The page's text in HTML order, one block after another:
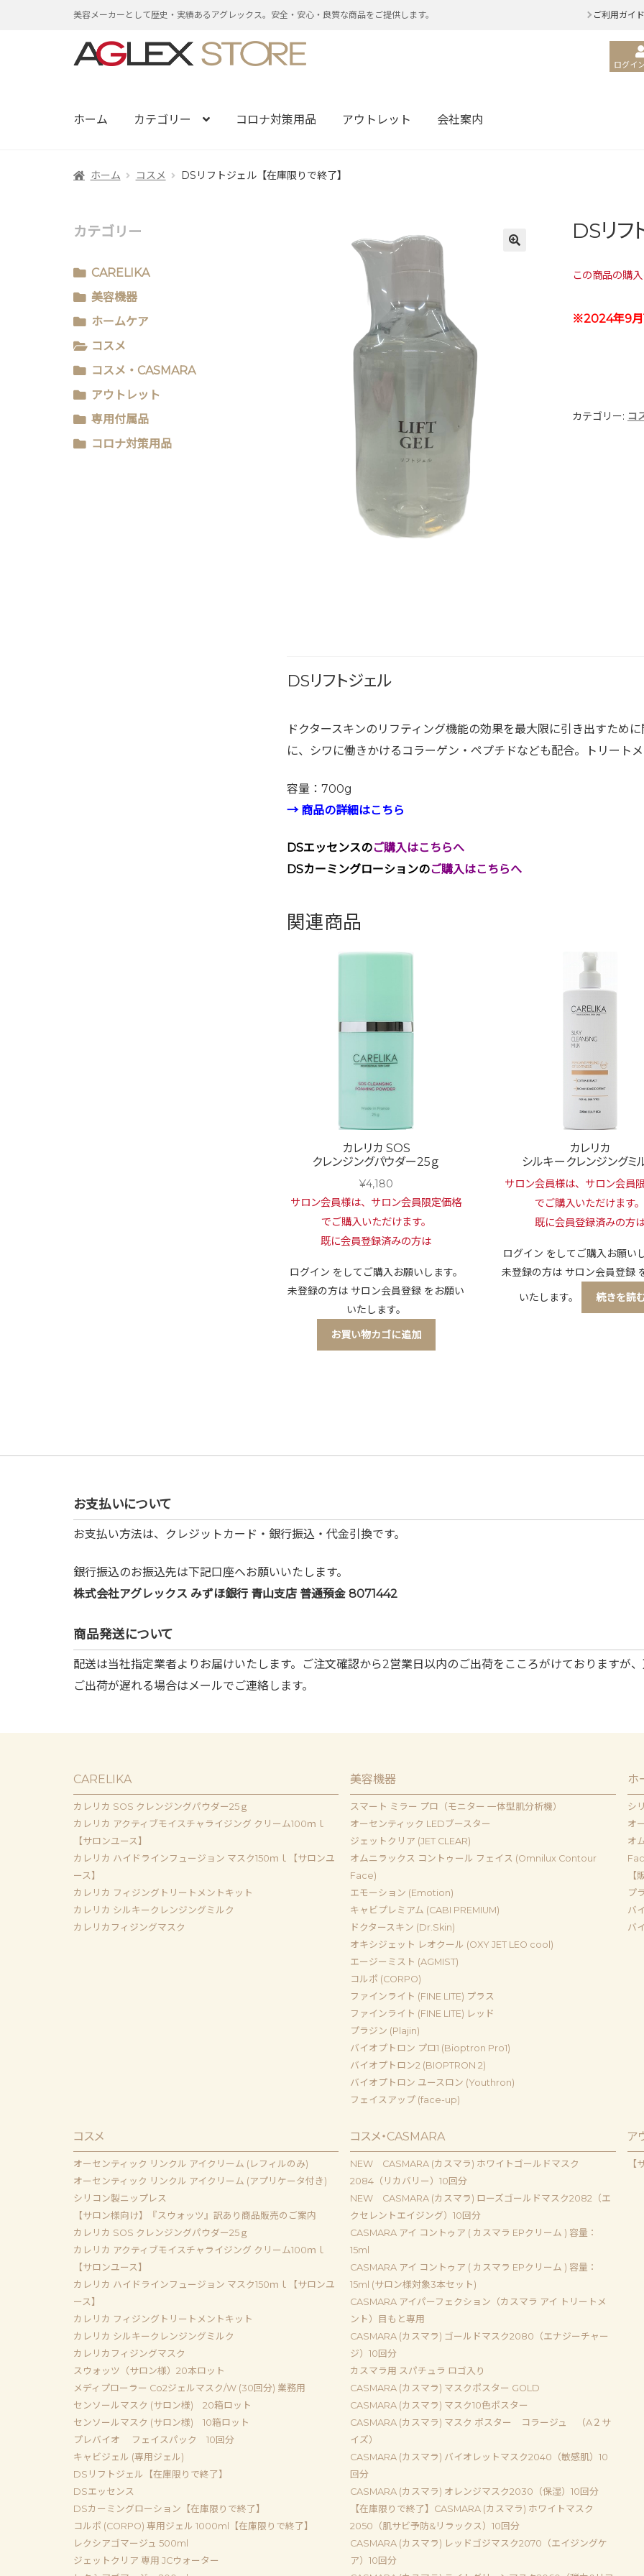
美容メーカーとして歴史・実績あるアグレックス。安全・安心・良質な商品をご提供します。 ご利用ガイド
ナ
ー
ン
ス
ッ
コ
ン
ス
ッ
ログイ
ホーム カテゴリー コロナ対策用品 アウトレット 会社案内
ホーム コスメ DSリフトジェル【在庫限りで終了】
DSリフ
この商品の購
※2024年9月
カテゴリー: コ
DSリフトジェル
ドクタースキンのリフティング機能の効果を最大限に引き出すため
に、シワに働きかけるコラーゲン・ペプチドなども配合。トリート
容量：700g
→ 商品の詳細はこちら
DSエッセンスのご購入はこちらへ
DSカーミングローションのご購入はこちらへ
関連商品
カレリカ SOS
クレンジングパウダー25ｇ
¥4,180
サロン会員様は、サロン会員限定価格
でご購入いただけます。
既に会員登録済みの方は
ログイン をしてご購入お願いします。
未登録の方は サロン会員登録 をお願い
いたします。
お買い物カゴに追加
カレリカ
シルキークレンジングミ
サロン会員様は、サロン会員
でご購入いただけます
既に会員登録済みの方
ログイン をしてご購入お願い
未登録の方は サロン会員登録
いたします。
続きを読
カテゴリー
CARELIKA
美容機器
ホームケア
コスメ
コスメ・CASMARA
アウトレット
専用付属品
コロナ対策用品
お支払いについて
お支払い方法は、クレジットカード・銀行振込・代金引換です。
銀行振込のお振込先は下記口座へお願いいたします。
株式会社アグレックス みずほ銀行 青山支店 普通預金 8071442
商品発送について
配送は当社指定業者よりお届けいたします。ご注文確認から2営業日以内のご出荷をこころがけておりますが
ご出荷が遅れる場合はメールでご連絡します。
CARELIKA
カレリカ SOS クレンジングパウダー25ｇ
カレリカ アクティブモイスチャライジング クリーム100ｍｌ
【サロンユース】
カレリカ ハイドラインフュージョン マスク150ｍｌ【サロンユ
ース】
カレリカ フィジングトリートメントキット
カレリカ シルキークレンジングミルク
カレリカフィジングマスク
美容機器
スマート ミラー プロ（モニター 一体型肌分析機）
オーセンティック LEDブースター
ジェットクリア (JET CLEAR)
オムニラックス コントゥール フェイス (Omnilux Contour
Face)
エモーション (Emotion)
キャビプレミアム (CABI PREMIUM)
ドクタースキン (Dr.Skin)
オキシジェット レオクール (OXY JET LEO cool)
エージーミスト (AGMIST)
コルポ (CORPO)
ファインライト (FINE LITE) プラス
ファインライト (FINE LITE) レッド
プラジン (Plajin)
バイオプトロン プロ1 (Bioptron Pro1)
バイオプトロン2 (BIOPTRON 2)
バイオプトロン ユースロン (Youthron)
フェイスアップ (face-up)
ホ
シ
オ
オ
【
プ
バ
バ
コスメ
オーセンティック リンクル アイクリーム (レフィルのみ)
オーセンティック リンクル アイクリーム (アプリケータ付き)
シリコン製ニップレス
【サロン様向け】『スウォッツ』訳あり商品販売のご案内
カレリカ SOS クレンジングパウダー25ｇ
カレリカ アクティブモイスチャライジング クリーム100ｍｌ
【サロンユース】
カレリカ ハイドラインフュージョン マスク150ｍｌ【サロンユ
ース】
カレリカ フィジングトリートメントキット
カレリカ シルキークレンジングミルク
カレリカフィジングマスク
スウォッツ（サロン様）20本ロット
メディプローラー Co2ジェルマスク/W (30回分) 業務用
センソールマスク (サロン様) 20箱ロット
センソールマスク (サロン様) 10箱ロット
プレバイオ フェイスパック 10回分
キャビジェル (専用ジェル)
DSリフトジェル【在庫限りで終了】
DSエッセンス
DSカーミングローション【在庫限りで終了】
コルポ (CORPO) 専用ジェル 1000ml【在庫限りで終了】
レクシアゴマージュ 500ml
ジェットクリア 専用 JCウォーター
コスメ・CASMARA
NEW CASMARA (カスマラ) ホワイトゴールドマスク
2084（リカバリー）10回分
NEW CASMARA (カスマラ) ローズゴールドマスク2082（エ
クセレントエイジング）10回分
CASMARA アイ コントゥア ( カスマラ EPクリーム ) 容量：
15ml
CASMARA アイ コントゥア ( カスマラ EPクリーム ) 容量：
15ml (サロン様対象3本セット)
CASMARA アイパーフェクション（カスマラ アイ トリートメ
ント）目もと専用
CASMARA (カスマラ) ゴールドマスク2080（エナジーチャー
ジ）10回分
カスマラ用 スパチュラ ロゴ入り
CASMARA (カスマラ) マスクポスター GOLD
CASMARA (カスマラ) マスク10色ポスター
CASMARA (カスマラ) マスク ポスター コラージュ （A２サ
イズ）
CASMARA (カスマラ) バイオレットマスク2040（敏感肌）10
回分
CASMARA (カスマラ) オレンジマスク2030（保湿）10回分
【在庫限りで終了】CASMARA (カスマラ) ホワイトマスク
2050（肌サビ予防&リラックス）10回分
CASMARA (カスマラ) レッドゴジマスク2070（エイジングケ
ア）10回分
ア
【